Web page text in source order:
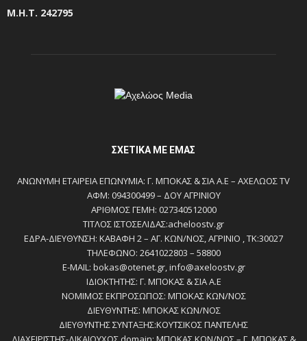
Μ.Η.Τ. 242795
ΣΧΕΤΙΚΆ ΜΕ ΕΜΆΣ
ΑΝΩΝΥΜΗ ΕΤΑΙΡΕΙΑ ΕΠΩΝΥΜΙΑ: Γ. ΜΠΟΚΑΣ & ΣΙΑ Α.Ε – ΑΧΕΛΩΟΣ TV
ΑΦΜ: 094300499 – ΔΟΥ ΑΓΡΙΝΙΟΥ
ΑΡΙΘΜΟΣ ΓΕΜΗ: 027340512000
ΤΙΤΛΟΣ ΙΣΤΟΣΕΛΙΔΑΣ:acheloostv.gr
ΕΔΡΑ-ΔΙΕΥΘΥΝΣΗ: ΚΑΒΑΦΗ 2 – ΑΓ. ΚΩΝ/ΝΟΣ, ΑΓΡΙΝΙΟ , ΤΚ:30027
ΤΗΛΕΦΩΝΟ: 2641022803 – 58800
E-MAIL: bokas@otenet.gr, info@axeloostv.gr
ΙΔΙΟΚΤΗΤΗΣ: Γ. ΜΠΟΚΑΣ & ΣΙΑ Α.Ε
ΝΟΜΙΜΟΣ ΕΚΠΡΟΣΩΠΟΣ: ΜΠΟΚΑΣ ΚΩΝ/ΝΟΣ
ΔΙΕΥΘΥΝΤΗΣ: ΜΠΟΚΑΣ ΚΩΝ/ΝΟΣ
ΔΙΕΥΘΥΝΤΗΣ ΣΥΝΤΑΞΗΣ:ΚΟΥΤΣΙΚΟΣ ΠΑΝΤΕΛΗΣ